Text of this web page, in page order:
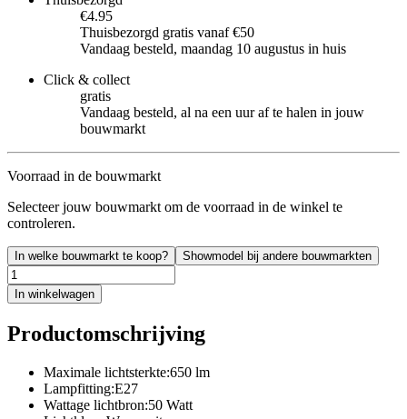
€4.95
Thuisbezorgd gratis vanaf €50
Vandaag besteld, maandag 10 augustus in huis
Click & collect
gratis
Vandaag besteld, al na een uur af te halen in jouw
bouwmarkt
Voorraad in de bouwmarkt
Selecteer jouw bouwmarkt om de voorraad in de winkel te
controleren.
In welke bouwmarkt te koop? Showmodel bij andere bouwmarkten
In winkelwagen
Productomschrijving
Maximale lichtsterkte:650 lm
Lampfitting:E27
Wattage lichtbron:50 Watt